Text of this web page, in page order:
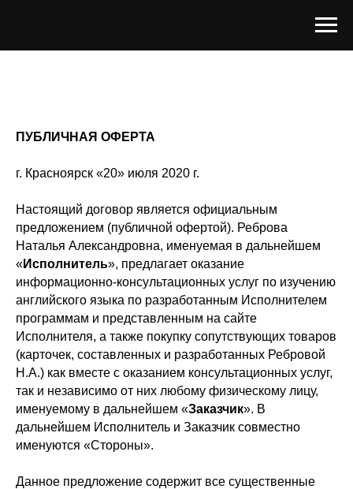
ПУБЛИЧНАЯ ОФЕРТА
г. Красноярск «20» июля 2020 г.
Настоящий договор является официальным
предложением (публичной офертой). Реброва
Наталья Александровна, именуемая в дальнейшем
«Исполнитель», предлагает оказание
информационно-консультационных услуг по изучению
английского языка по разработанным Исполнителем
программам и представленным на сайте
Исполнителя, а также покупку сопутствующих товаров
(карточек, составленных и разработанных Ребровой
Н.А.) как вместе с оказанием консультационных услуг,
так и независимо от них любому физическому лицу,
именуемому в дальнейшем «Заказчик». В
дальнейшем Исполнитель и Заказчик совместно
именуются «Стороны».
Данное предложение содержит все существенные